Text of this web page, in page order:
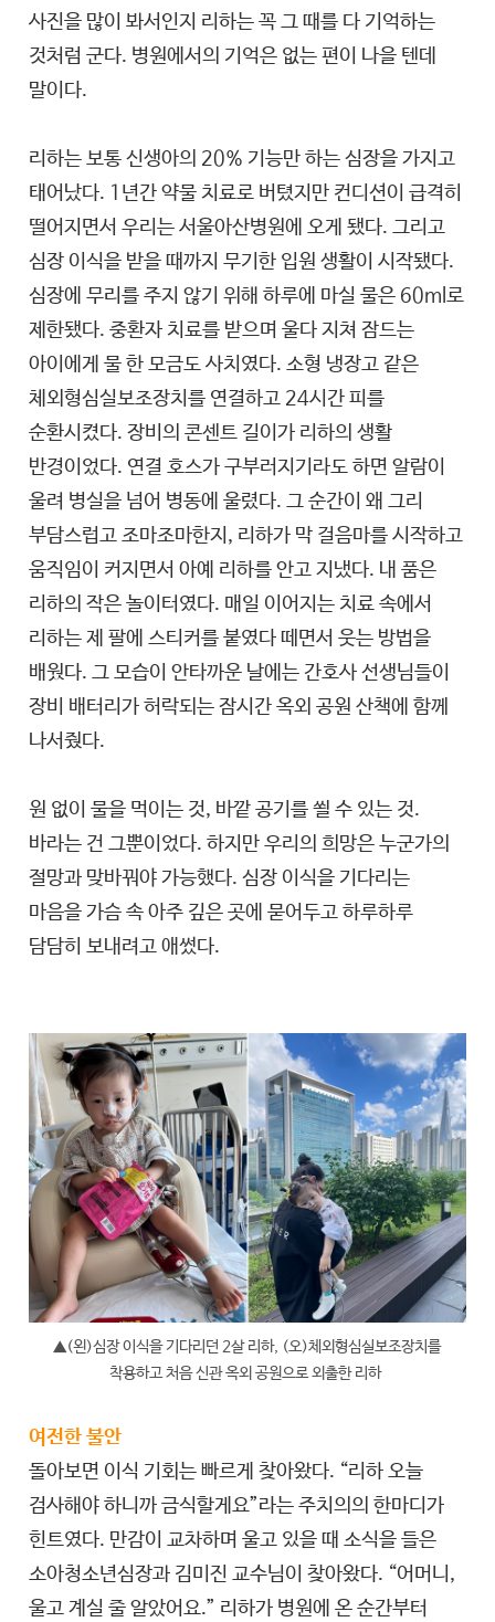
사진을 많이 봐서인지 리하는 꼭 그 때를 다 기억하는
것처럼 군다. 병원에서의 기억은 없는 편이 나을 텐데
말이다.
리하는 보통 신생아의 20% 기능만 하는 심장을 가지고
태어났다. 1년간 약물 치료로 버텼지만 컨디션이 급격히
떨어지면서 우리는 서울아산병원에 오게 됐다. 그리고
심장 이식을 받을 때까지 무기한 입원 생활이 시작됐다.
심장에 무리를 주지 않기 위해 하루에 마실 물은 60ml로
제한됐다. 중환자 치료를 받으며 울다 지쳐 잠드는
아이에게 물 한 모금도 사치였다. 소형 냉장고 같은
체외형심실보조장치를 연결하고 24시간 피를
순환시켰다. 장비의 콘센트 길이가 리하의 생활
반경이었다. 연결 호스가 구부러지기라도 하면 알람이
울려 병실을 넘어 병동에 울렸다. 그 순간이 왜 그리
부담스럽고 조마조마한지, 리하가 막 걸음마를 시작하고
움직임이 커지면서 아예 리하를 안고 지냈다. 내 품은
리하의 작은 놀이터였다. 매일 이어지는 치료 속에서
리하는 제 팔에 스티커를 붙였다 떼면서 웃는 방법을
배웠다. 그 모습이 안타까운 날에는 간호사 선생님들이
장비 배터리가 허락되는 잠시간 옥외 공원 산책에 함께
나서줬다.
원 없이 물을 먹이는 것, 바깥 공기를 쐴 수 있는 것.
바라는 건 그뿐이었다. 하지만 우리의 희망은 누군가의
절망과 맞바꿔야 가능했다. 심장 이식을 기다리는
마음을 가슴 속 아주 깊은 곳에 묻어두고 하루하루
담담히 보내려고 애썼다.
▲(왼)심장 이식을 기다리던 2살 리하, (오)체외형심실보조장치를
착용하고 처음 신관 옥외 공원으로 외출한 리하
여전한 불안
돌아보면 이식 기회는 빠르게 찾아왔다. “리하 오늘
검사해야 하니까 금식할게요”라는 주치의의 한마디가
힌트였다. 만감이 교차하며 울고 있을 때 소식을 들은
소아청소년심장과 김미진 교수님이 찾아왔다. “어머니,
울고 계실 줄 알았어요.” 리하가 병원에 온 순간부터